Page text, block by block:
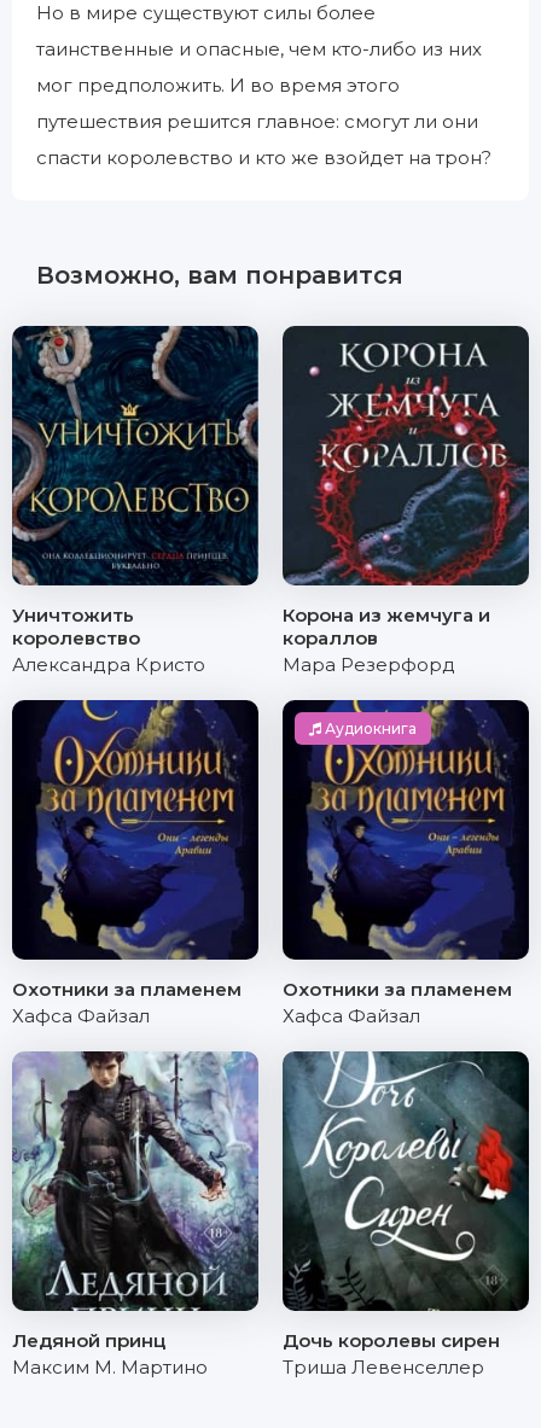
Но в мире существуют силы более
таинственные и опасные, чем кто-либо из них
мог предположить. И во время этого
путешествия решится главное: смогут ли они
спасти королевство и кто же взойдет на трон?
Возможно, вам понравится
Уничтожить
королевство
Александра Кристо
Корона из жемчуга и
кораллов
Мара Резерфорд
Охотники за пламенем
Хафса Файзал
Аудиокнига
Охотники за пламенем
Хафса Файзал
Ледяной принц
Максим М. Мартино
Дочь королевы сирен
Триша Левенселлер